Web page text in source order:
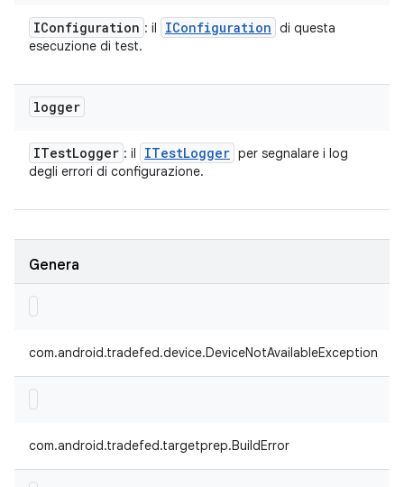
IConfiguration : il IConfiguration di questa
esecuzione di test.
logger
ITestLogger : il ITestLogger per segnalare i log
degli errori di configurazione.
Genera
com.android.tradefed.device.DeviceNotAvailableException
com.android.tradefed.targetprep.BuildError